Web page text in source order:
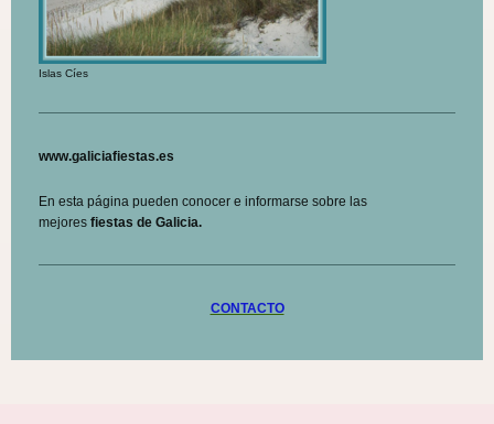
Islas Cíes
www.galiciafiestas.es
En esta página pueden conocer e informarse sobre las
mejores fiestas de Galicia.
CONTACTO